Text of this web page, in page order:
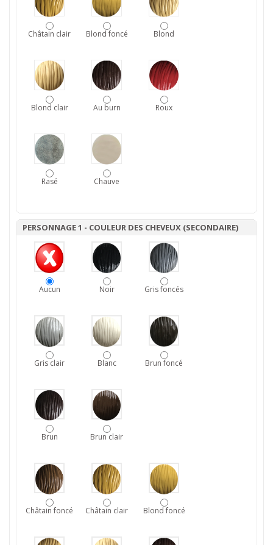
Châtain clair Blond foncé Blond
Blond clair Au burn Roux
Rasé Chauve
PERSONNAGE 1 - COULEUR DES CHEVEUX (SECONDAIRE)
Aucun Noir Gris foncés
Gris clair Blanc Brun foncé
Brun Brun clair
Châtain foncé Châtain clair Blond foncé